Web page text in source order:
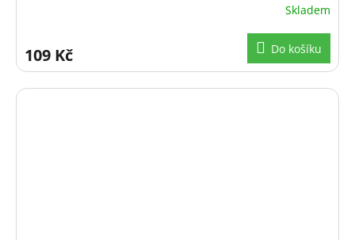
Skladem
109 Kč Do košíku